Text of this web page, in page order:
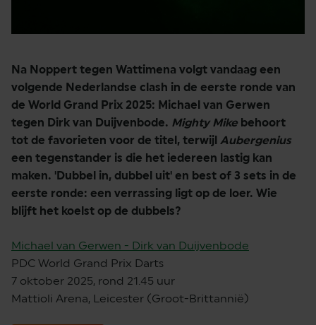
Na Noppert tegen Wattimena volgt vandaag een
volgende Nederlandse clash in de eerste ronde van
de World Grand Prix 2025: Michael van Gerwen
tegen Dirk van Duijvenbode. Mighty Mike behoort
tot de favorieten voor de titel, terwijl Aubergenius
een tegenstander is die het iedereen lastig kan
maken. 'Dubbel in, dubbel uit' en best of 3 sets in de
eerste ronde: een verrassing ligt op de loer. Wie
blijft het koelst op de dubbels?
Michael van Gerwen - Dirk van Duijvenbode
PDC World Grand Prix Darts
7 oktober 2025, rond 21.45 uur
Mattioli Arena, Leicester (Groot-Brittannië)